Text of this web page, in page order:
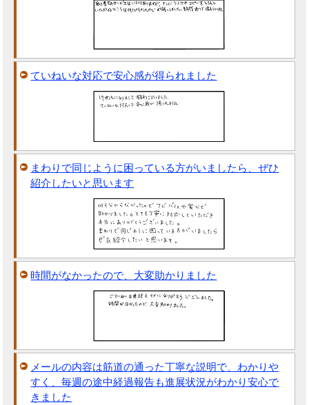
ていねいな対応で安心感が得られました
まわりで同じように困っている方がいましたら、ぜひ
紹介したいと思います
時間がなかったので、大変助かりました
メールの内容は筋道の通った丁寧な説明で、わかりや
すく、毎週の途中経過報告も進展状況がわかり安心で
きました